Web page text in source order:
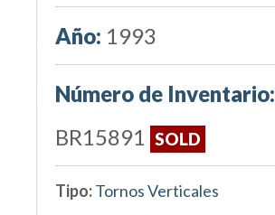
Año: 1993
Número de Inventario:
BR15891 SOLD
Tipo:Tornos Verticales